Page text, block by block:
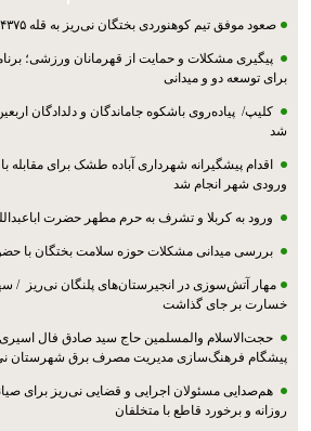
صعود موفق تیم کوهنوردی بختگان نی‌ریز به قله ۴۳۷۵ متری لاله‌زار کرمان
پیگیری مشکلات و حمایت از قهرمانان ورزشی؛
برای توسعه دو و میدانی
کلیپ/ پیاده‌روی باشکوه جاماندگان و دلدادگان
شد
اقدام پیشگیرانه شهرداری آباده طشک برای مقابله
ورودی شهر انجام شد
ورود به کربلا و تشرف به حرم مطهر حضرت
بررسی میدانی مشکلات حوزه سلامت بختگان با
خسارت بر جای گذاشت
حجت‌الاسلام والمسلمین حاج سید صادق فال اسیری
پیشگام فرهنگ‌سازی مدیریت مصرف برق شهرستان
هم‌صدایی مسئولان اجرایی و قضایی نی‌ریز برای
روزانه و برخورد قاطع با متخلفان